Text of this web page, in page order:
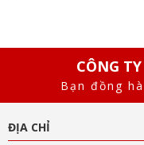
CÔNG
Bạn đồng
ĐỊA CHỈ